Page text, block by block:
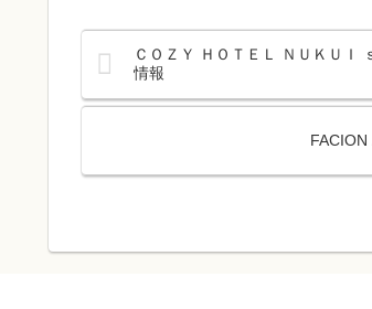
ＣＯＺＹ ＨＯＴＥＬ ＮＵＫＵＩ
情報